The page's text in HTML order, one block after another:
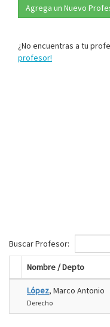
Agrega un Nuevo
¿No encuentras a tu
profesor!
Buscar Profesor:
Nombre / Depto
López, Marco Antonio
Derecho